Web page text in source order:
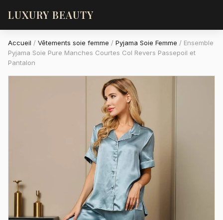
LUXURY BEAUTY
Accueil / Vêtements soie femme / Pyjama Soie Femme / Ensemble
Pyjama Soie Pure Manches Courtes Col Revers Passepoil et
Pantalon